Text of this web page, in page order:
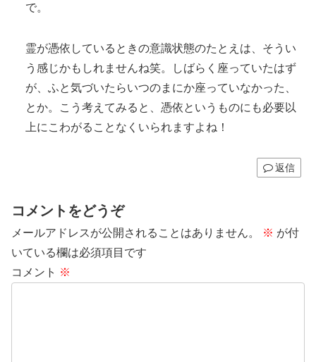
で。
霊が憑依しているときの意識状態のたとえは、そうい
う感じかもしれませんね笑。しばらく座っていたはず
が、ふと気づいたらいつのまにか座っていなかった、
とか。こう考えてみると、憑依というものにも必要以
上にこわがることなくいられますよね！
返信
コメントをどうぞ
メールアドレスが公開されることはありません。 ※ が付
いている欄は必須項目です
コメント ※